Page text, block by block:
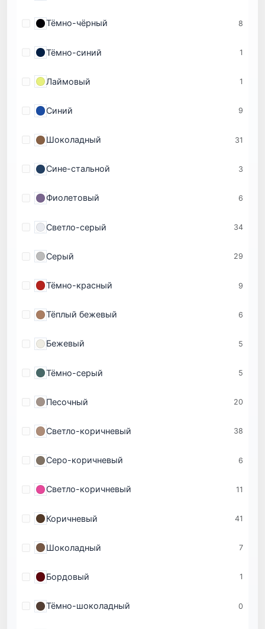
Тёмно-чёрный 8
Тёмно-синий 1
Лаймовый 1
Синий 9
Шоколадный 31
Сине-стальной 3
Фиолетовый 6
Светло-серый 34
Серый 29
Тёмно-красный 9
Тёплый бежевый 6
Бежевый 5
Тёмно-серый 5
Песочный 20
Светло-коричневый 38
Серо-коричневый 6
Светло-коричневый 11
Коричневый 41
Шоколадный 7
Бордовый 1
Тёмно-шоколадный 0